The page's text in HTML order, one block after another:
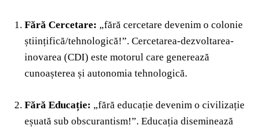
Fără Cercetare: „fără cercetare devenim o colonie
științifică/tehnologică!”. Cercetarea-dezvoltarea-
inovarea (CDI) este motorul care generează
cunoașterea și autonomia tehnologică.
Fără Educație: „fără educație devenim o civilizație
eșuată sub obscurantism!”. Educația diseminează